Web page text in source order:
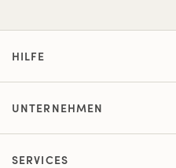
HILFE
UNTERNEHMEN
SERVICES